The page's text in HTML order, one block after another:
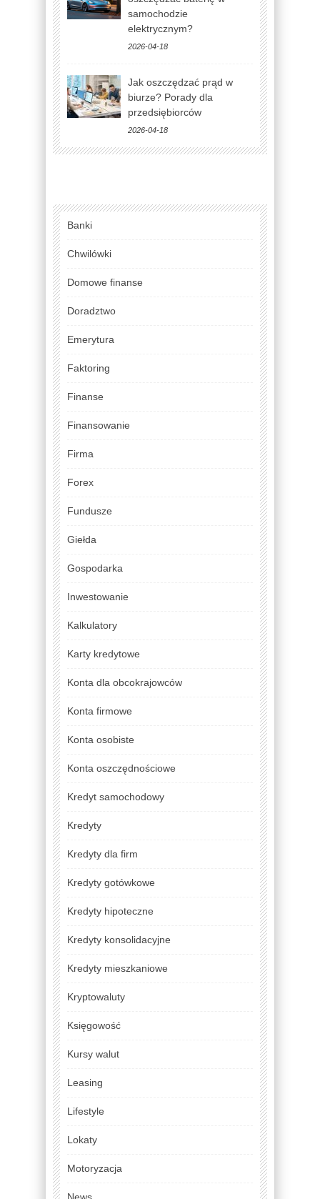
samochodzie
elektrycznym?
2026-04-18
Jak oszczędzać prąd w
biurze? Porady dla
przedsiębiorców
2026-04-18
Banki
Chwilówki
Domowe finanse
Doradztwo
Emerytura
Faktoring
Finanse
Finansowanie
Firma
Forex
Fundusze
Giełda
Gospodarka
Inwestowanie
Kalkulatory
Karty kredytowe
Konta dla obcokrajowców
Konta firmowe
Konta osobiste
Konta oszczędnościowe
Kredyt samochodowy
Kredyty
Kredyty dla firm
Kredyty gotówkowe
Kredyty hipoteczne
Kredyty konsolidacyjne
Kredyty mieszkaniowe
Kryptowaluty
Księgowość
Kursy walut
Leasing
Lifestyle
Lokaty
Motoryzacja
News